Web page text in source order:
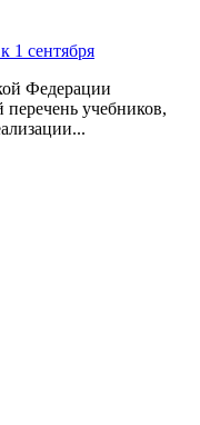
1 сентября
Федерации
учебников,